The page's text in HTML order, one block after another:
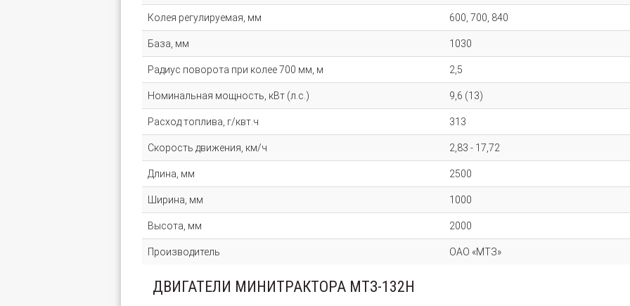
Колея регулируемая, мм 600, 700, 840
База, мм 1030
Радиус поворота при колее 700 мм, м 2,5
Номинальная мощность, кВт (л.с.) 9,6 (13)
Расход топлива, г/квт.ч 313
Скорость движения, км/ч 2,83 - 17,72
Длина, мм 2500
Ширина, мм 1000
Высота, мм 2000
Производитель ОАО «МТЗ»
ДВИГАТЕЛИ МИНИТРАКТОРА МТЗ-132Н